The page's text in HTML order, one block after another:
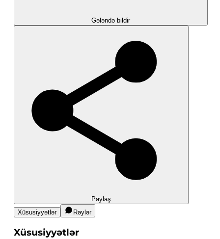
Gələndə bildir
Paylaş
Xüsusiyyətlər
Rəylər
Xüsusiyyətlər